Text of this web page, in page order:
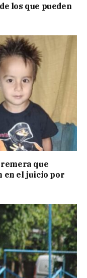
los que pueden
que
en el juicio por